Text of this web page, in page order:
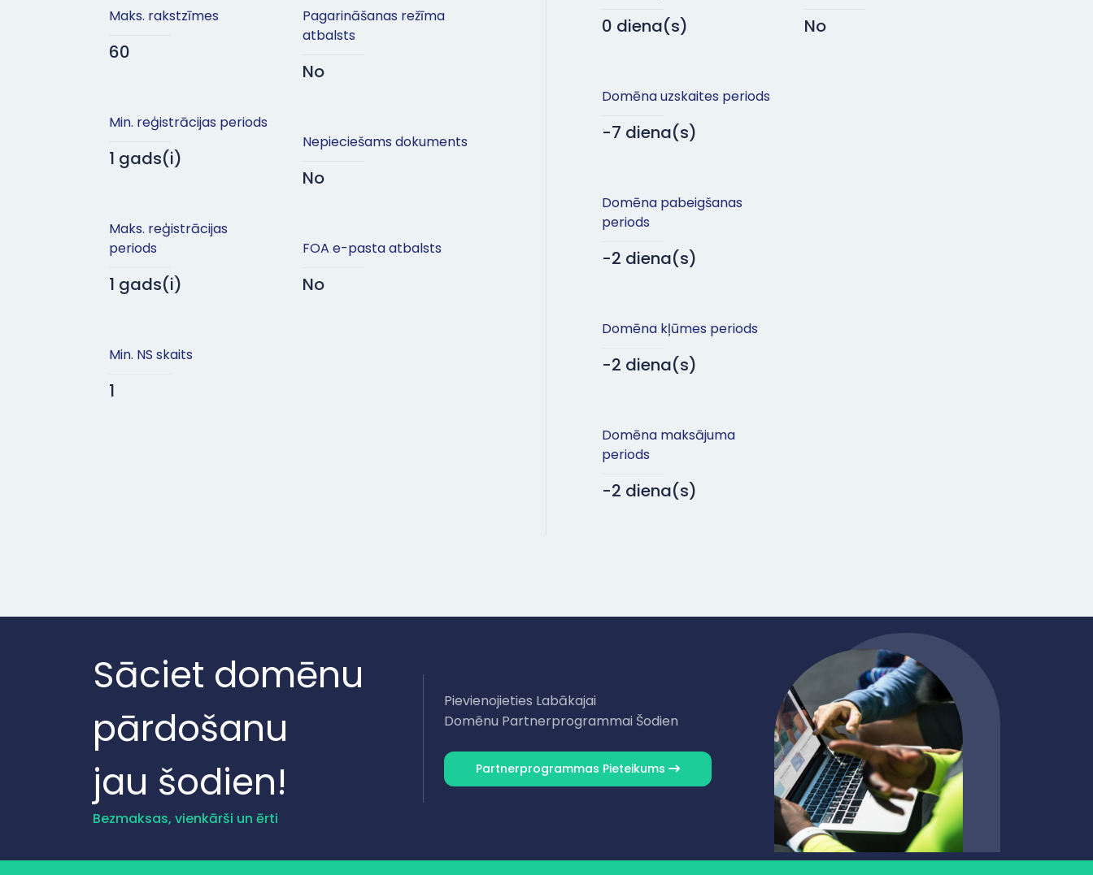
Maks. rakstzīmes
60
Min. reģistrācijas periods
1 gads(i)
Maks. reģistrācijas
periods
1 gads(i)
Min. NS skaits
1
Pagarināšanas režīma
atbalsts
No
Nepieciešams dokuments
No
FOA e-pasta atbalsts
No
0 diena(s)
Domēna uzskaites periods
-7 diena(s)
Domēna pabeigšanas
periods
-2 diena(s)
Domēna kļūmes periods
-2 diena(s)
Domēna maksājuma
periods
-2 diena(s)
No
Sāciet domēnu
pārdošanu
jau šodien!
Bezmaksas, vienkārši un ērti
Pievienojieties Labākajai
Domēnu Partnerprogrammai Šodien
Partnerprogrammas Pieteikums